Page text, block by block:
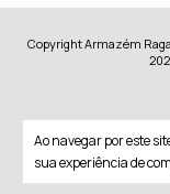
Ao navegar por este
sua experiência de
Copyright Armazém